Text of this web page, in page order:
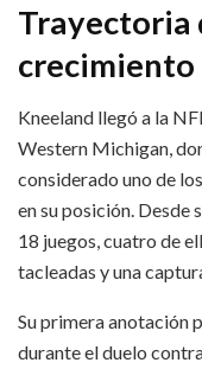
Trayectoria
crecimiento
Kneeland llegó a la
Western Michigan,
considerado uno de
en su posición. Desde
18 juegos, cuatro de
tacleadas y una
Su primera anotación
durante el duelo